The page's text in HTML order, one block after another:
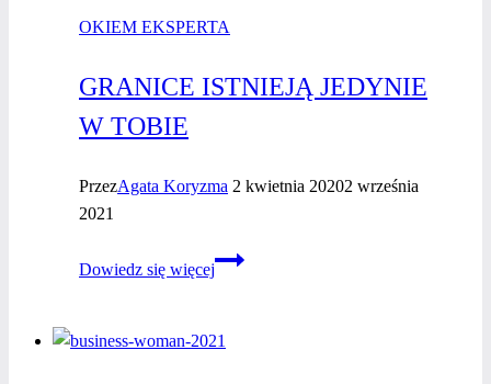
OKIEM EKSPERTA
GRANICE ISTNIEJĄ JEDYNIE
W TOBIE
PrzezAgata Koryzma 2 kwietnia 20202 września
2021
Dowiedz się więcej
Granice
w Tobie